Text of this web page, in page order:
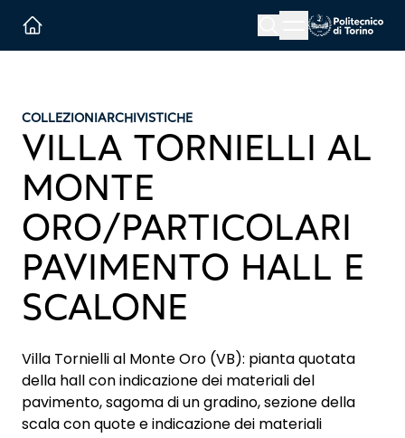
Menu button
COLLEZIONIARCHIVISTICHE
VILLA TORNIELLI AL
MONTE
ORO/PARTICOLARI
PAVIMENTO HALL E
SCALONE
Villa Tornielli al Monte Oro (VB): pianta quotata
della hall con indicazione dei materiali del
pavimento, sagoma di un gradino, sezione della
scala con quote e indicazione dei materiali